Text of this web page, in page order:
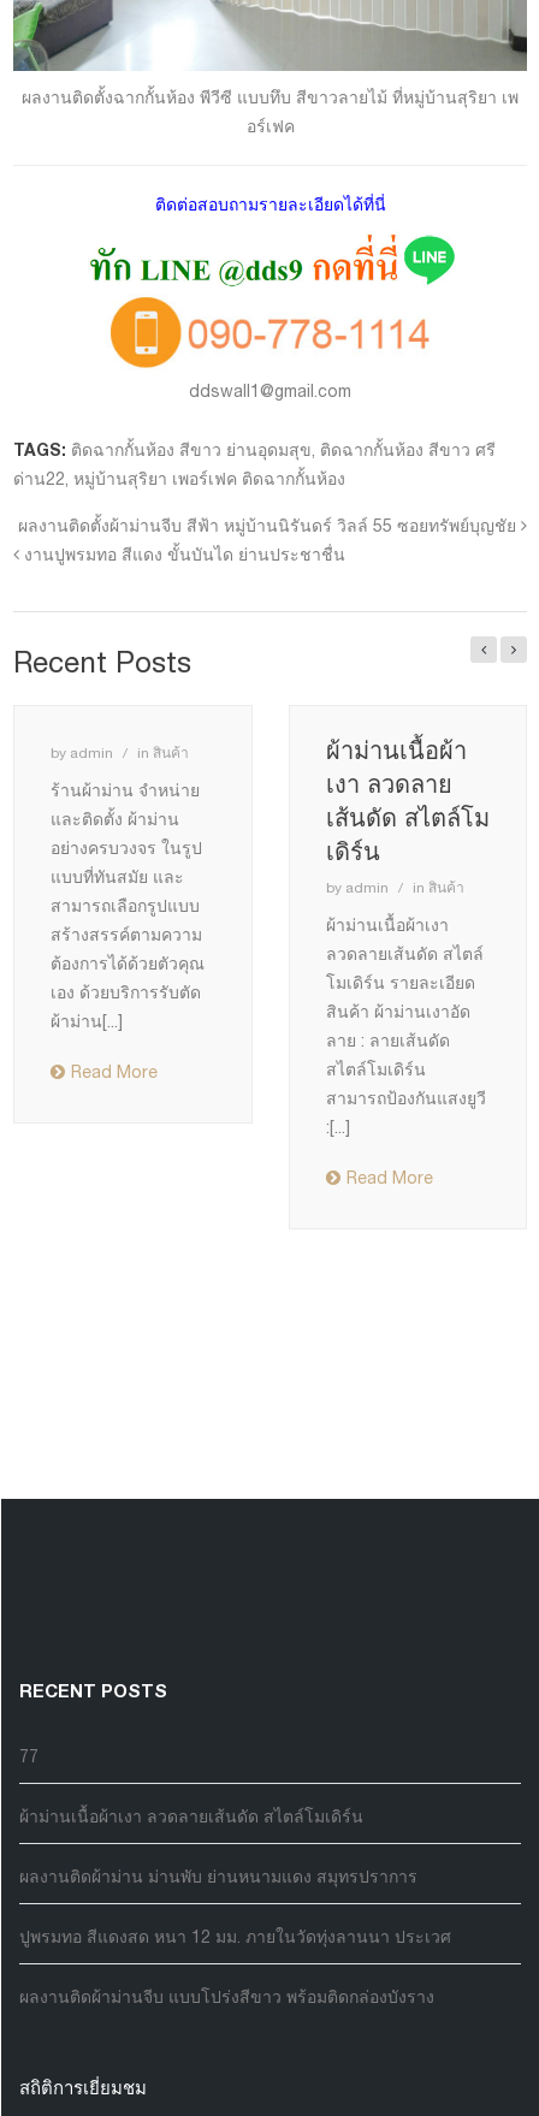
ผลงานติดตั้งฉากกั้นห้อง พีวีซี แบบทึบ สีขาวลายไม้ ที่หมู่บ้านสุริยา เพ
อร์เฟค
ติดต่อสอบถามรายละเอียดได้ที่นี่
ddswall1@gmail.com
TAGS: ติดฉากกั้นห้อง สีขาว ย่านอุดมสุข ติดฉากกั้นห้อง สีขาว ศรี
ด่าน22 หมู่บ้านสุริยา เพอร์เฟค ติดฉากกั้นห้อง
ผลงานติดตั้งผ้าม่านจีบ สีฟ้า หมู่บ้านนิรันดร์ วิลล์ 55 ซอยทรัพย์บุญชัย
งานปูพรมทอ สีแดง ขั้นบันได ย่านประชาชื่น
Recent Posts
by admin in สินค้า
ร้านผ้าม่าน จำหน่าย
และติดตั้ง ผ้าม่าน
อย่างครบวงจร ในรูป
แบบที่ทันสมัย และ
สามารถเลือกรูปแบบ
สร้างสรรค์ตามความ
ต้องการได้ด้วยตัวคุณ
เอง ด้วยบริการรับตัด
ผ้าม่าน[...]
Read More
ผ้าม่านเนื้อผ้า
เงา ลวดลาย
เส้นดัด สไตล์โม
เดิร์น
by admin in สินค้า
ผ้าม่านเนื้อผ้าเงา
ลวดลายเส้นดัด สไตล์
โมเดิร์น รายละเอียด
สินค้า ผ้าม่านเงาอัด
ลาย : ลายเส้นดัด
สไตล์โมเดิร์น
สามารถป้องกันแสงยูวี
:[...]
Read More
RECENT POSTS
77
ผ้าม่านเนื้อผ้าเงา ลวดลายเส้นดัด สไตล์โมเดิร์น
ผลงานติดผ้าม่าน ม่านพับ ย่านหนามแดง สมุทรปราการ
ปูพรมทอ สีแดงสด หนา 12 มม. ภายในวัดทุ่งลานนา ประเวศ
ผลงานติดผ้าม่านจีบ แบบโปร่งสีขาว พร้อมติดกล่องบังราง
สถิติการเยี่ยมชม